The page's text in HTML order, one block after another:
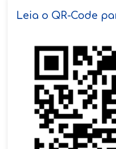
Leia o QR-Code